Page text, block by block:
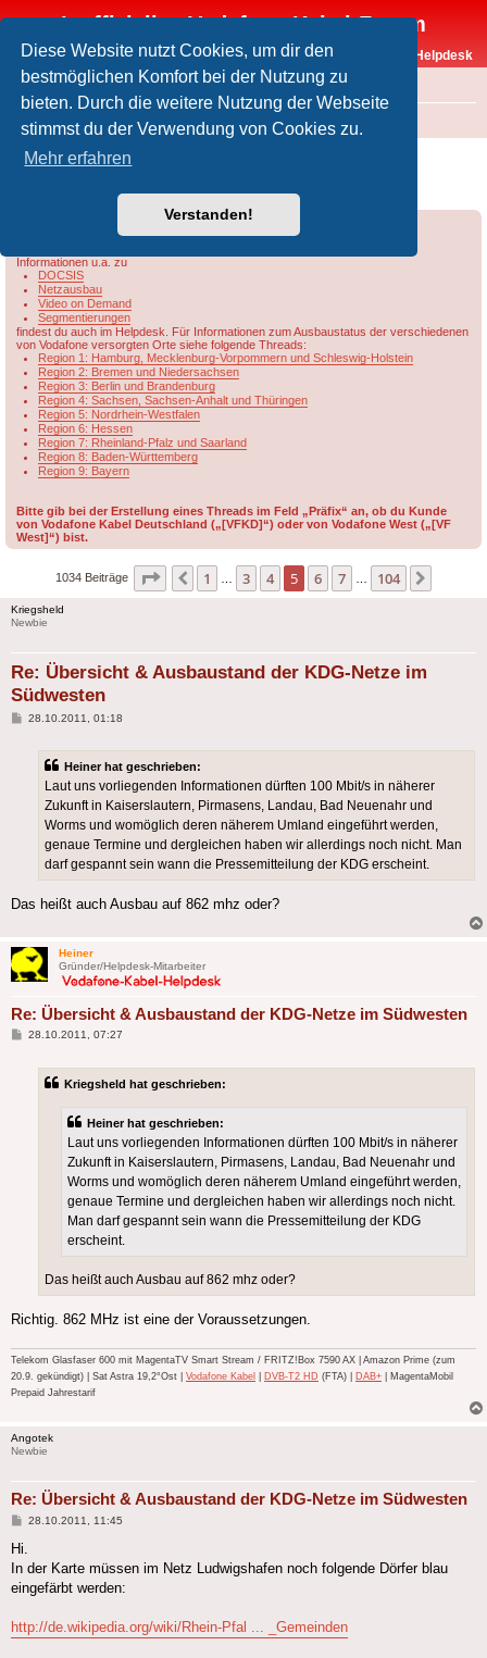
Diese Website nutzt Cookies, um dir den
bestmöglichen Komfort bei der Nutzung zu
bieten. Durch die weitere Nutzung der Webseite
stimmst du der Verwendung von Cookies zu.
Mehr erfahren
Verstanden!
Inoffizielles Vodafone-Kabel-Forum
Vodafone-Kabel-Helpdesk
FAQ
Foren-Übersicht Rund um Vodafone / Aktuelles
Übersicht & Ausbaustand der Vodafone-
Informationen u.a. zu
DOCSIS
Netzausbau
Video on Demand
Segmentierungen
findest du auch im Helpdesk. Für Informationen zum Ausbaustatus der verschiedenen
von Vodafone versorgten Orte siehe folgende Threads:
Region 1: Hamburg, Mecklenburg-Vorpommern und Schleswig-Holstein
Region 2: Bremen und Niedersachsen
Region 3: Berlin und Brandenburg
Region 4: Sachsen, Sachsen-Anhalt und Thüringen
Region 5: Nordrhein-Westfalen
Region 6: Hessen
Region 7: Rheinland-Pfalz und Saarland
Region 8: Baden-Württemberg
Region 9: Bayern
Bitte gib bei der Erstellung eines Threads im Feld „Präfix“ an, ob du Kunde
von Vodafone Kabel Deutschland („[VFKD]“) oder von Vodafone West („[VF
West]“) bist.
1034 Beiträge Seite von 104
Vorherige
1 3 4 5 6 7 104
Kriegsheld
Newbie
Re: Übersicht & Ausbaustand der KDG-Netze im
Südwesten
Beitrag
28.10.2011, 01:18
Heiner hat geschrieben:
Laut uns vorliegenden Informationen dürften 100 Mbit/s in näherer
Zukunft in Kaiserslautern, Pirmasens, Landau, Bad Neuenahr und
Worms und womöglich deren näherem Umland eingeführt werden,
genaue Termine und dergleichen haben wir allerdings noch nicht. Man
darf gespannt sein wann die Pressemitteilung der KDG erscheint.
Das heißt auch Ausbau auf 862 mhz oder?
Heiner
Gründer/Helpdesk-Mitarbeiter
Re: Übersicht & Ausbaustand der KDG-Netze im Südwesten
Beitrag
28.10.2011, 07:27
Kriegsheld hat geschrieben:
Heiner hat geschrieben:
Laut uns vorliegenden Informationen dürften 100 Mbit/s in näherer
Zukunft in Kaiserslautern, Pirmasens, Landau, Bad Neuenahr und
Worms und womöglich deren näherem Umland eingeführt werden,
genaue Termine und dergleichen haben wir allerdings noch nicht.
Man darf gespannt sein wann die Pressemitteilung der KDG
erscheint.
Das heißt auch Ausbau auf 862 mhz oder?
Richtig. 862 MHz ist eine der Voraussetzungen.
Telekom Glasfaser 600 mit MagentaTV Smart Stream / FRITZ!Box 7590 AX | Amazon Prime (zum
20.9. gekündigt) | Sat Astra 19,2°Ost | Vodafone Kabel DVB-T2 HD (FTA) | DAB+ | MagentaMobil
Prepaid Jahrestarif
Angotek
Newbie
Re: Übersicht & Ausbaustand der KDG-Netze im Südwesten
Beitrag
28.10.2011, 11:45
Hi.
In der Karte müssen im Netz Ludwigshafen noch folgende Dörfer blau
eingefärbt werden:
http://de.wikipedia.org/wiki/Rhein-Pfal ... _Gemeinden